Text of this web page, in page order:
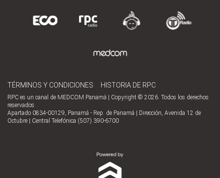
TÉRMINOS Y CONDICIONES HISTORIA DE RPC
RPC es un canal de MEDCOM Panamá | Copyright © 2026. Todos los derechos
reservados
Apartado 0834-00129, Panamá - Rep. de Panamá | Dirección, Avenida 12 de
Octubre | Central Telefónica (507) 390-6700